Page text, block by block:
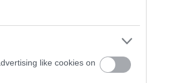
like cookies on
völgyben a
UNESCO